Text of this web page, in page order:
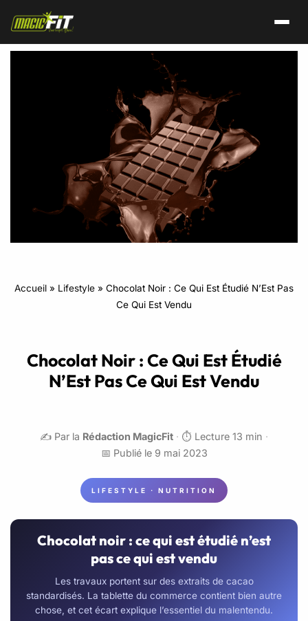
Accueil » Lifestyle » Chocolat Noir : Ce Qui Est Étudié N’Est Pas
Ce Qui Est Vendu
Chocolat Noir : Ce Qui Est Étudié
N’Est Pas Ce Qui Est Vendu
✍️ Par la Rédaction MagicFit · ⏱️ Lecture 13 min ·
📅 Publié le 9 mai 2023
LIFESTYLE · NUTRITION
Chocolat noir : ce qui est étudié n’est
pas ce qui est vendu
Les travaux portent sur des extraits de cacao
standardisés. La tablette du commerce contient bien autre
chose, et cet écart explique l’essentiel du malentendu.